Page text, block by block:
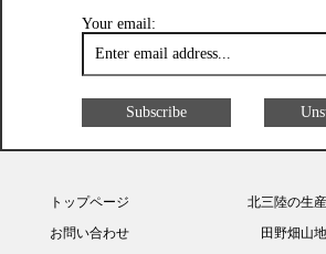
Your email:
トップページ
お問い合わせ
北三陸の生
田野畑山